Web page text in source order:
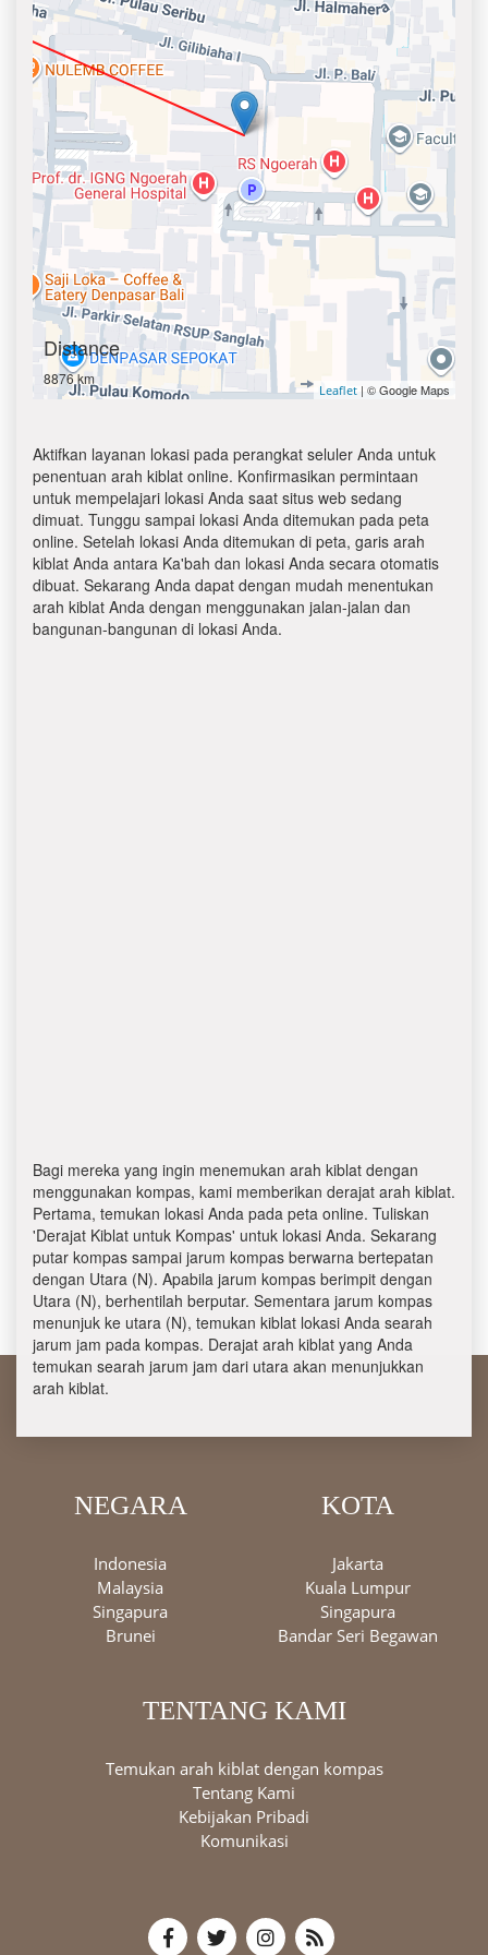
Distance
8876 km
Leaflet | © Google Maps
Aktifkan layanan lokasi pada perangkat seluler Anda untuk
penentuan arah kiblat online. Konfirmasikan permintaan
untuk mempelajari lokasi Anda saat situs web sedang
dimuat. Tunggu sampai lokasi Anda ditemukan pada peta
online. Setelah lokasi Anda ditemukan di peta, garis arah
kiblat Anda antara Ka'bah dan lokasi Anda secara otomatis
dibuat. Sekarang Anda dapat dengan mudah menentukan
arah kiblat Anda dengan menggunakan jalan-jalan dan
bangunan-bangunan di lokasi Anda.
Bagi mereka yang ingin menemukan arah kiblat dengan
menggunakan kompas, kami memberikan derajat arah kiblat.
Pertama, temukan lokasi Anda pada peta online. Tuliskan
'Derajat Kiblat untuk Kompas' untuk lokasi Anda. Sekarang
putar kompas sampai jarum kompas berwarna bertepatan
dengan Utara (N). Apabila jarum kompas berimpit dengan
Utara (N), berhentilah berputar. Sementara jarum kompas
menunjuk ke utara (N), temukan kiblat lokasi Anda searah
jarum jam pada kompas. Derajat arah kiblat yang Anda
temukan searah jarum jam dari utara akan menunjukkan
arah kiblat.
NEGARA
Indonesia
Malaysia
Singapura
Brunei
KOTA
Jakarta
Kuala Lumpur
Singapura
Bandar Seri Begawan
TENTANG KAMI
Temukan arah kiblat dengan kompas
Tentang Kami
Kebijakan Pribadi
Komunikasi